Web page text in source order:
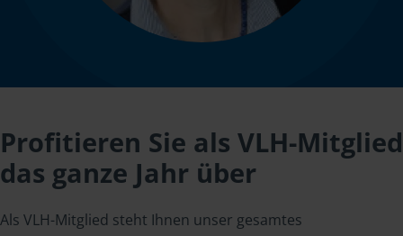
Profitieren Sie als VLH-Mitglied
das ganze Jahr über
Als VLH-Mitglied steht Ihnen unser gesamtes